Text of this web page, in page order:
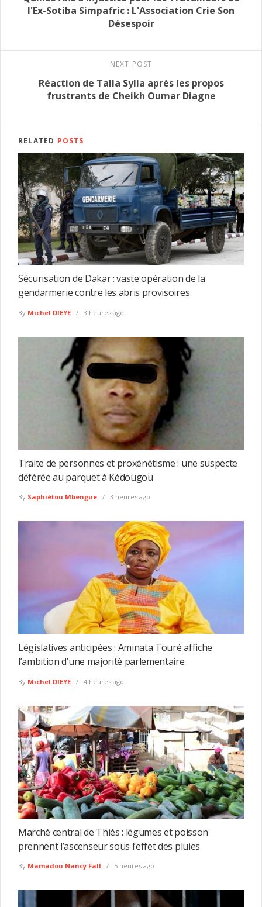
l'Ex-Sotiba Simpafric : L'Association Crie Son
Désespoir
NEXT POST
Réaction de Talla Sylla après les propos
frustrants de Cheikh Oumar Diagne
RELATED POSTS
Sécurisation de Dakar : vaste opération de la
gendarmerie contre les abris provisoires
By Michel DIEYE 3 heures ago
Traite de personnes et proxénétisme : une suspecte
déférée au parquet à Kédougou
By Saphiétou Mbengue 3 heures ago
Législatives anticipées : Aminata Touré affiche
l’ambition d’une majorité parlementaire
By Michel DIEYE 4 heures ago
Marché central de Thiès : légumes et poisson
prennent l’ascenseur sous l’effet des pluies
By Mamadou Nancy Fall 5 heures ago